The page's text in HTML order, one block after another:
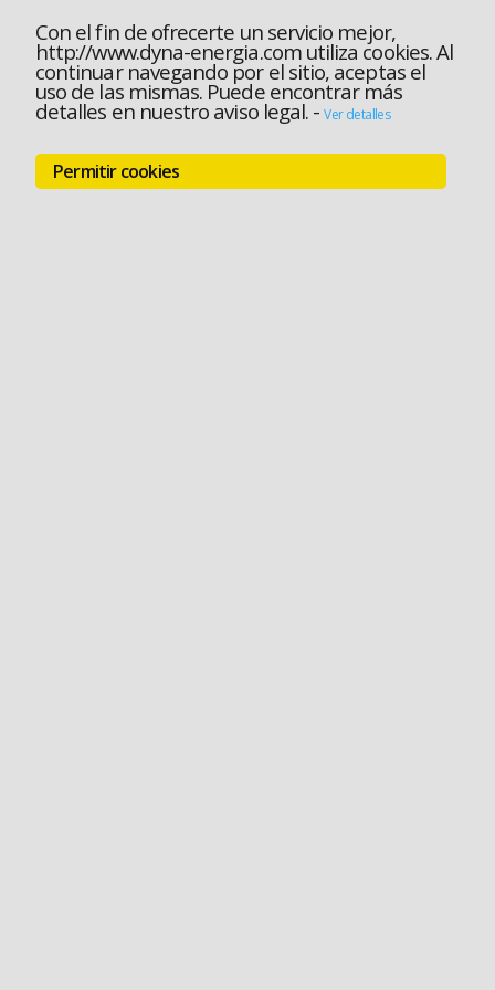
Con el fin de ofrecerte un servicio mejor,
http://www.dyna-energia.com utiliza cookies. Al
continuar navegando por el sitio, aceptas el
uso de las mismas. Puede encontrar más
detalles en nuestro aviso legal. -Ver detalles
Permitir cookies